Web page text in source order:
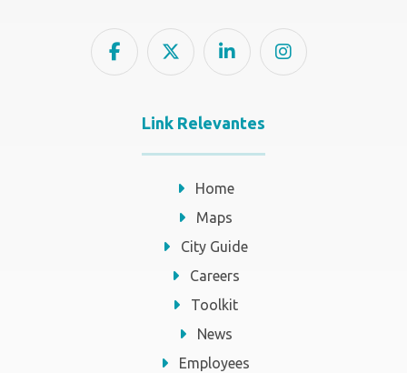
Link Relevantes
Home
Maps
City Guide
Careers
Toolkit
News
Employees